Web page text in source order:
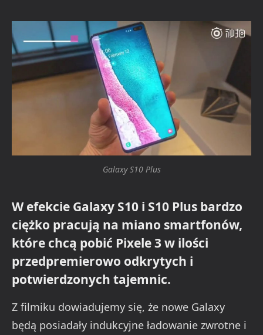
Galaxy S10 Plus
W efekcie Galaxy S10 i S10 Plus bardzo
ciężko pracują na miano smartfonów,
które chcą pobić Pixele 3 w ilości
przedpremierowo odkrytych i
potwierdzonych tajemnic.
Z filmiku dowiadujemy się, że nowe Galaxy
będą posiadały indukcyjne ładowanie zwrotne i